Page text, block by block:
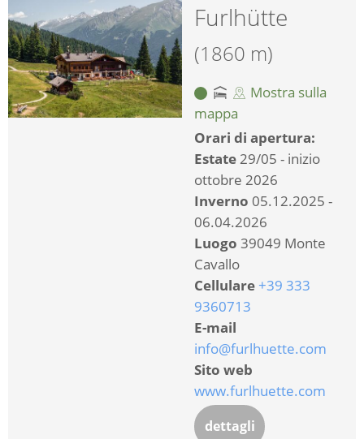
Furlhütte
(1860 m)
Mostra sulla
mappa
Orari di apertura:
Estate 29/05 - inizio
ottobre 2026
Inverno 05.12.2025 -
06.04.2026
Luogo 39049 Monte
Cavallo
Cellulare +39 333
9360713
E-mail
info@furlhuette.com
Sito web
www.furlhuette.com
dettagli